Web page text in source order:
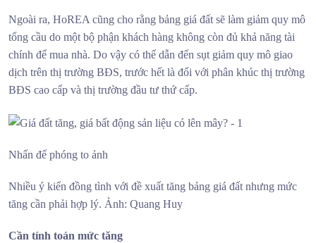
Ngoài ra, HoREA cũng cho rằng bảng giá đất sẽ làm giảm quy mô
tổng cầu do một bộ phận khách hàng không còn đủ khả năng tài
chính để mua nhà. Do vậy có thể dẫn đến sụt giảm quy mô giao
dịch trên thị trường BĐS, trước hết là đối với phân khúc thị trường
BĐS cao cấp và thị trường đầu tư thứ cấp.
Nhấn để phóng to ảnh
Nhiều ý kiến đồng tình với đề xuất tăng bảng giá đất nhưng mức
tăng cần phải hợp lý. Ảnh: Quang Huy
Cần tính toán mức tăng